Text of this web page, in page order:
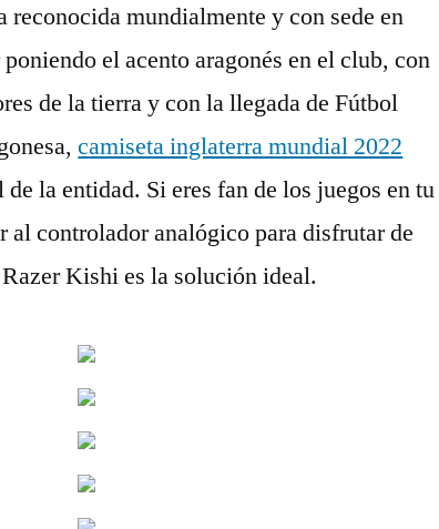
reconocida mundialmente y con sede en
el acento aragonés en el club, con
de la tierra y con la llegada de Fútbol
camiseta inglaterra mundial 2022
la entidad. Si eres fan de los juegos en tu
controlador analógico para disfrutar de
Kishi es la solución ideal.